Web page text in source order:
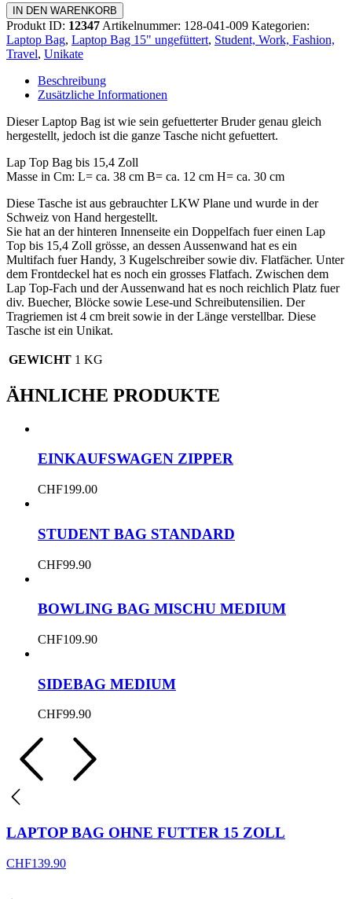
Laptop
Bag
ohne
Futter
Zoll
Menge
IN DEN WARENKORB
Produkt ID: 12347 Artikelnummer: 128-041-009 Kategorien:
Laptop Bag, Laptop Bag 15" ungefüttert, Student, Work, Fashion,
Travel, Unikate
Beschreibung
Zusätzliche Informationen
Dieser Laptop Bag ist wie sein gefuetterter Bruder genau gleich
hergestellt, jedoch ist die ganze Tasche nicht gefuettert.
Lap Top Bag bis 15,4 Zoll
Masse in Cm: L= ca. 38 cm B= ca. 12 cm H= ca. 30 cm
Diese Tasche ist aus gebrauchter LKW Plane und wurde in der
Schweiz von Hand hergestellt.
Sie hat an der hinteren Innenseite ein Doppelfach fuer einen Lap
Top bis 15,4 Zoll grösse, an dessen Aussenwand hat es ein
Multifach fuer Handy, 3 Kugelschreiber sowie div. Flatfächer. Unter
dem Frontdeckel hat es noch ein grosses Flatfach. Zwischen dem
Lap Top-Fach und der Aussenwand hat es noch reichlich Platz fuer
div. Buecher, Blöcke sowie Lese-und Schreibutensilien. Der
Tragriemen ist 4 cm breit sowie in der Länge verstellbar. Diese
Tasche ist ein Unikat.
GEWICHT 1 KG
ÄHNLICHE PRODUKTE
EINKAUFSWAGEN ZIPPER
CHF199.00
STUDENT BAG STANDARD
CHF99.90
BOWLING BAG MISCHU MEDIUM
CHF109.90
SIDEBAG MEDIUM
CHF99.90
LAPTOP BAG OHNE FUTTER 15 ZOLL
CHF139.90